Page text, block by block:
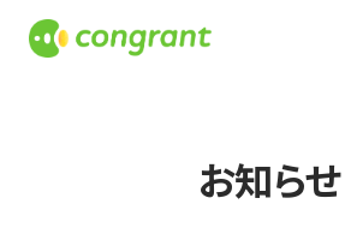
お知らせ